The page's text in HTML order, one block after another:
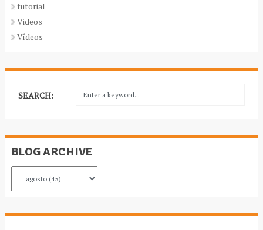
tutorial
Videos
Vídeos
SEARCH:
BLOG ARCHIVE